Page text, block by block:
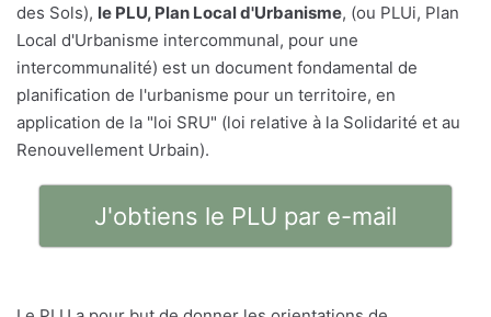
des Sols), le PLU, Plan Local d'Urbanisme, (ou PLUi, Plan
Local d'Urbanisme intercommunal, pour une
intercommunalité) est un document fondamental de
planification de l'urbanisme pour un territoire, en
application de la "loi SRU" (loi relative à la Solidarité et au
Renouvellement Urbain).
J'obtiens le PLU par e-mail